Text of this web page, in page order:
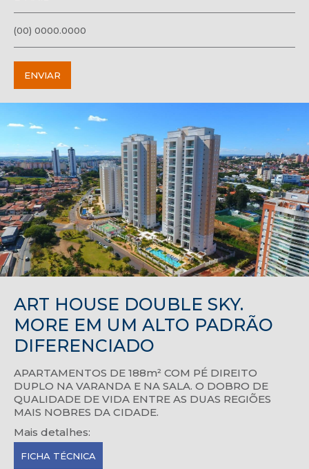
ART HOUSE DOUBLE SKY.
MORE EM UM ALTO PADRÃO
DIFERENCIADO
APARTAMENTOS DE 188m² COM PÉ DIREITO
DUPLO NA VARANDA E NA SALA. O DOBRO DE
QUALIDADE DE VIDA ENTRE AS DUAS REGIÕES
MAIS NOBRES DA CIDADE.
Mais detalhes:
FICHA TÉCNICA